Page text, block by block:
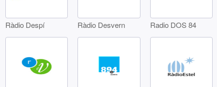
Ràdio Despí Ràdio Desvern Radio DOS 84